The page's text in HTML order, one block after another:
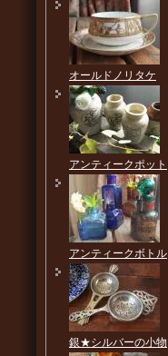
オールドノリタケ
アンティークポット
アンティークボトル
銀★シルバーの小物